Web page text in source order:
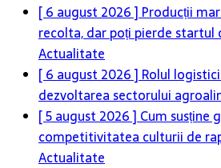
[ 6 august 2026 ] Producții
recolta, dar poți pierde
Actualitate
[ 6 august 2026 ] Rolul
dezvoltarea sectorului
[ 5 august 2026 ] Cum susține
competitivitatea culturii de
Actualitate